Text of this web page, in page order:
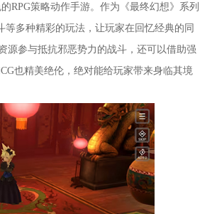
RPG策略动作手游。作为《最终幻想》系列
多种精彩的玩法，让玩家在回忆经典的同
源参与抵抗邪恶势力的战斗，还可以借助强
也精美绝伦，绝对能给玩家带来身临其境